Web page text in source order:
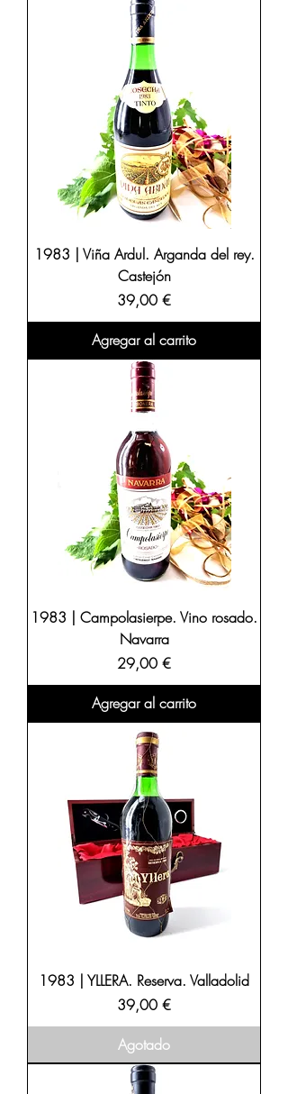
1983 | Viña Ardul. Arganda del rey.
Castejón
Precio
39,00 €
Agregar al carrito
1983 | Campolasierpe. Vino rosado.
Navarra
Precio
29,00 €
Agregar al carrito
1983 | YLLERA. Reserva. Valladolid
Precio
39,00 €
Agotado